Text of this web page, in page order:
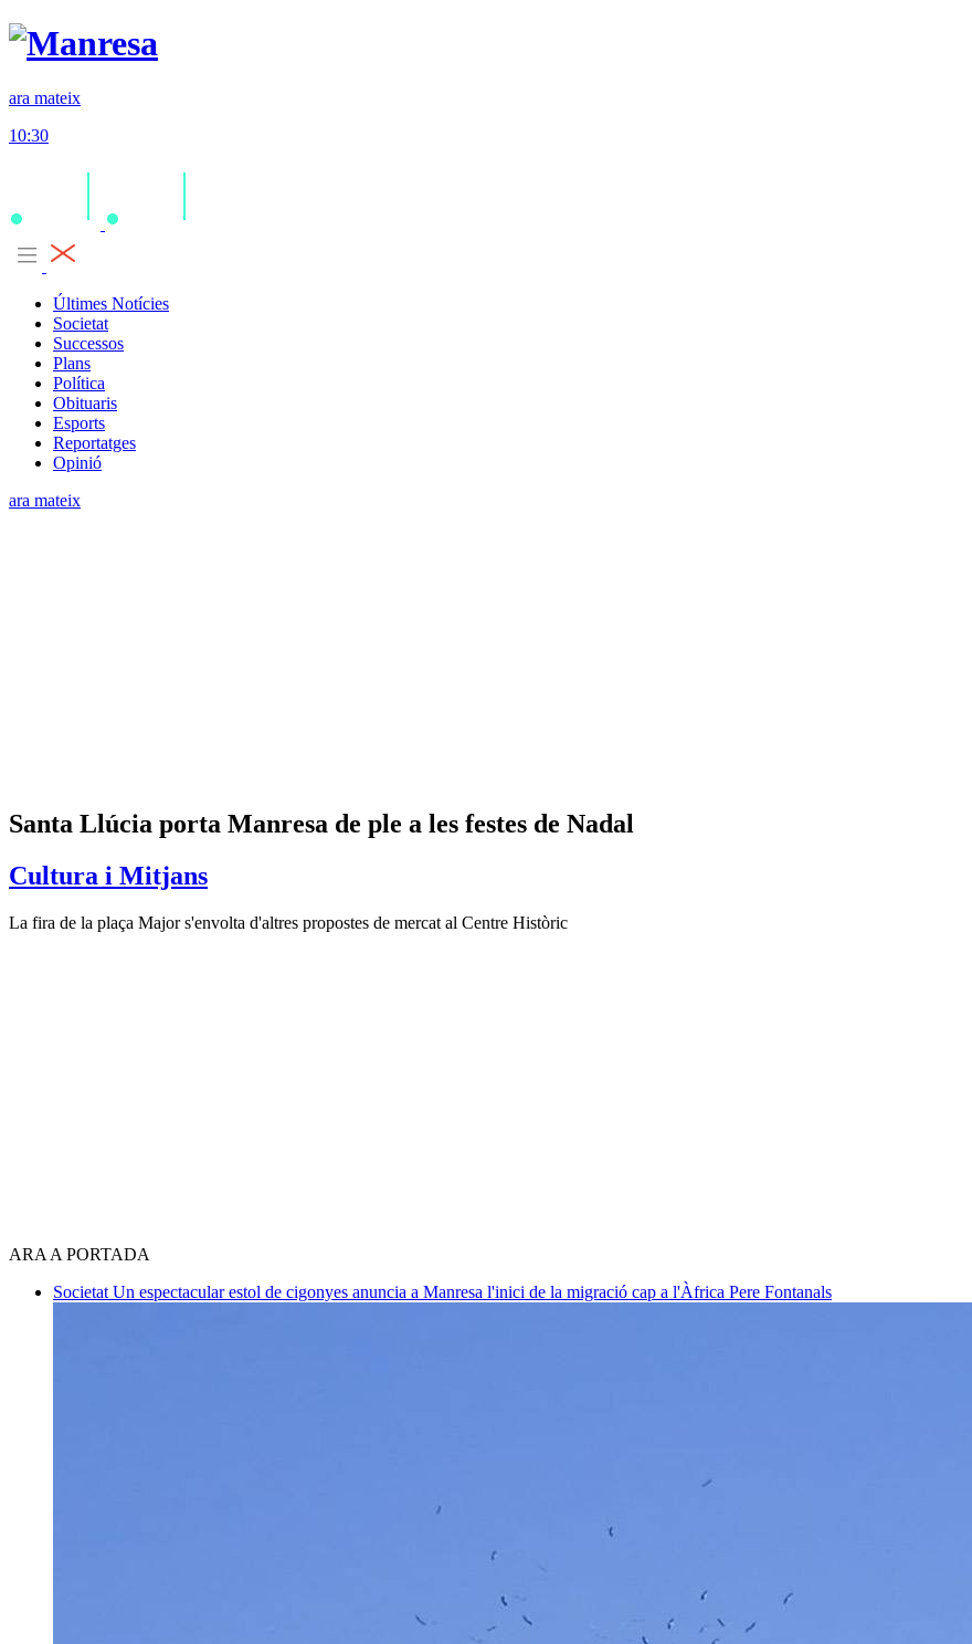
ara mateix
10:30
Últimes Notícies
Societat
Successos
Plans
Política
Obituaris
Esports
Reportatges
Opinió
ara mateix
Santa Llúcia porta Manresa de ple a les festes de Nadal
Cultura i Mitjans
La fira de la plaça Major s'envolta d'altres propostes de mercat al Centre Històric
ARA A PORTADA
Societat Un espectacular estol de cigonyes anuncia a Manresa l'inici de la migració cap a l'Àfrica Pere Fontanals